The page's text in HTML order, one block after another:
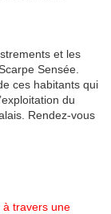
et les
Sensée.
ces habitants qui
du
Rendez-vous
à travers une